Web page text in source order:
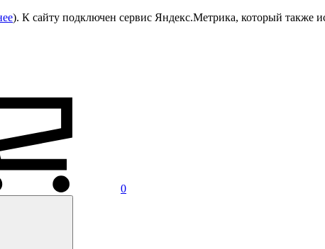
). К сайту подключен сервис Яндекс.Метрика, который также
0